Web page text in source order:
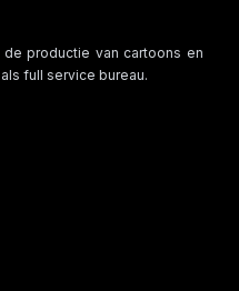
productie van cartoons en
full service bureau.